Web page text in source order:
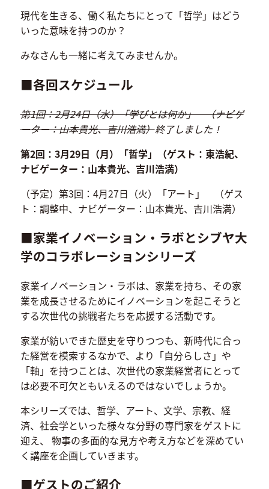
現代を生きる、働く私たちにとって「哲学」はどう
いった意味を持つのか？
みなさんも一緒に考えてみませんか。
■各回スケジュール
第1回：2月24日（水）「学びとは何か」 （ナビゲ
ーター：山本貴光、吉川浩満）終了しました！
第2回：3月29日（月）「哲学」（ゲスト：東浩紀、
ナビゲーター：山本貴光、吉川浩満）
（予定）第3回：4月27日（火）「アート」 （ゲス
ト：調整中、ナビゲーター：山本貴光、吉川浩満）
■家業イノベーション・ラボとシブヤ大
学のコラボレーションシリーズ
家業イノベーション・ラボは、家業を持ち、その家
業を成長させるためにイノベーションを起こそうと
する次世代の挑戦者たちを応援する活動です。
家業が紡いできた歴史を守りつつも、新時代に合っ
た経営を模索するなかで、より「自分らしさ」や
「軸」を持つことは、次世代の家業経営者にとって
は必要不可欠ともいえるのではないでしょうか。
本シリーズでは、哲学、アート、文学、宗教、経
済、社会学といった様々な分野の専門家をゲストに
迎え、 物事の多面的な見方や考え方などを深めてい
く講座を企画していきます。
■ゲストのご紹介